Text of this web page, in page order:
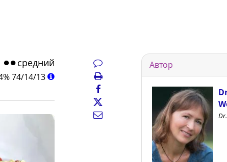
средний
74/14/13
Автор